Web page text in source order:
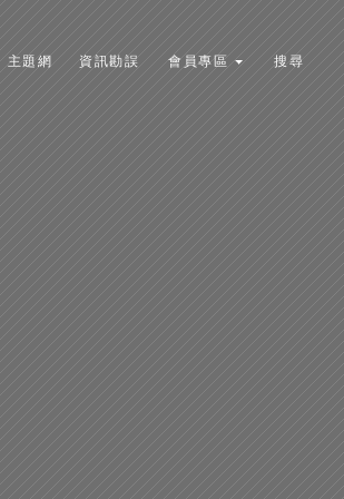
主題網 資訊勘誤 會員專區 搜尋